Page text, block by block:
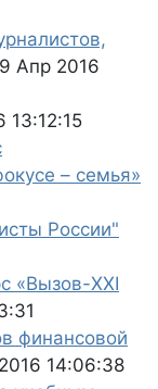
Апр 2016
13:12:15
– семья»
России"
«Вызов-XXI
финансовой
14:06:38